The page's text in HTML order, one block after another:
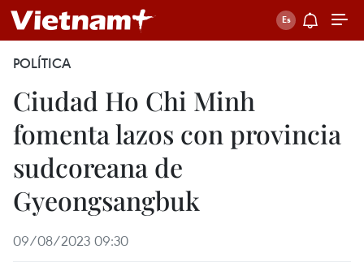
POLÍTICA
Ciudad Ho Chi Minh
fomenta lazos con provincia
sudcoreana de
Gyeongsangbuk
09/08/2023 09:30